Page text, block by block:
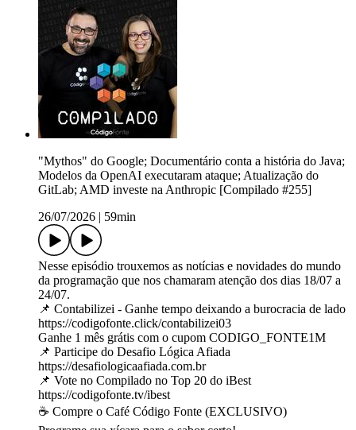
"Mythos" do Google; Documentário conta a história do Java;
Modelos da OpenAI executaram ataque; Atualização do
GitLab; AMD investe na Anthropic [Compilado #255]
26/07/2026
59min
Nesse episódio trouxemos as notícias e novidades do mundo
da programação que nos chamaram atenção dos dias 18/07 a
24/07.
📌 Contabilizei - Ganhe tempo deixando a burocracia de lado
https://codigofonte.click/contabilizei03
Ganhe 1 mês grátis com o cupom CODIGO_FONTE1M
📌 Participe do Desafio Lógica Afiada
https://desafiologicaafiada.com.br
📌 Vote no Compilado no Top 20 do iBest
https://codigofonte.tv/ibest
☕ Compre o Café Código Fonte (EXCLUSIVO)